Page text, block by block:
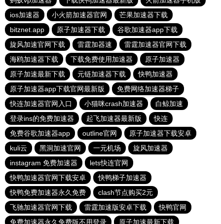
ios加速器
小火箭加速器官网
芒果加速器下载
bitznet.app
原子加速器下载
谷歌加速器app下载
旋风加速官网下载
雷霆加器速
雷霆加速器官网下载
海鸥加速器下载
下载免费使用加速器
原子加速器
原子加速最新下载
元链加速器下载
快鸭加速器
原子加速器app下载官网最新版
免费网络加速器梯子
快连加速器官网入口
小猫咪crash加速器
白鲸加速
登录ins的免费加速器
起飞加速器最新版
快连
免费谷歌加速器app
outline官网
原子加速器下载安卓
kuli云
黑洞加速官网 一元机场
旋风加速器
instagram 免费加速器
lets快连官网
快鸭加速器官网下载安卓
快鸭梯子加速器
快鸭免费加速器永久免费
clash节点购买2元
飞驰加速器官网下载
雷霆加速版安卓下载
快鸭官网
免费加速器永久免费版不用登录
原子加速最新下载